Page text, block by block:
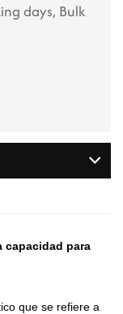
days, Bulk
capacidad para
que se refiere a